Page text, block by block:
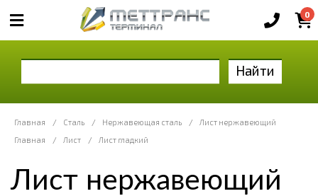
0
Найти
Главная / Сталь / Нержавеющая сталь /
Лист нержавеющий
Главная
/ Лист / Лист гладкий
Лист нержавеющий